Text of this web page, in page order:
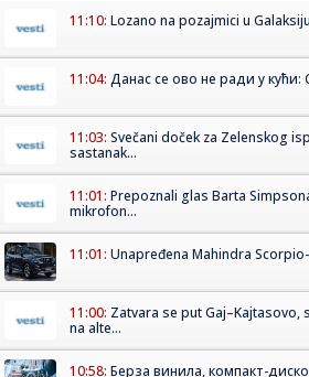
11:10: Lozano na pozajmici u Galaksiju
11:04: Данас се ово не ради у кући:
11:03: Svečani doček za Zelenskog
sastanak...
11:01: Prepoznali glas Barta
mikrofon...
11:01: Unapređena Mahindra
11:00: Zatvara se put
na alte...
10:58: Берза винила, компакт-